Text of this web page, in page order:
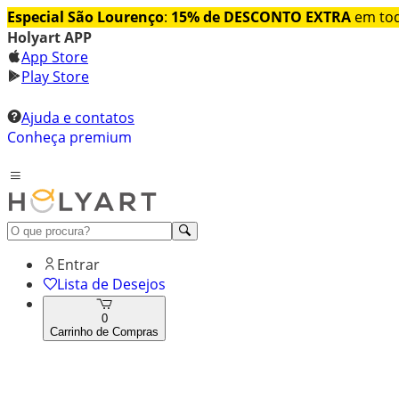
Especial São Lourenço: 15% de DESCONTO EXTRA em
Holyart APP
App Store
Play Store
Ajuda e contatos
Conheça premium
Entrar
Lista de Desejos
0
Carrinho de Compras